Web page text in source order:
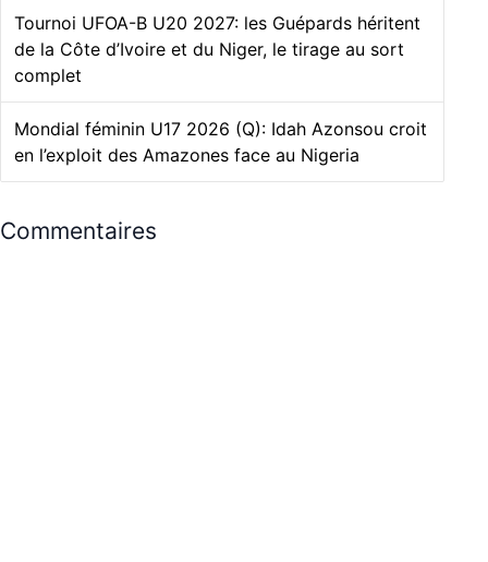
Tournoi UFOA-B U20 2027: les Guépards héritent
de la Côte d’Ivoire et du Niger, le tirage au sort
complet
Mondial féminin U17 2026 (Q): Idah Azonsou croit
en l’exploit des Amazones face au Nigeria
Commentaires